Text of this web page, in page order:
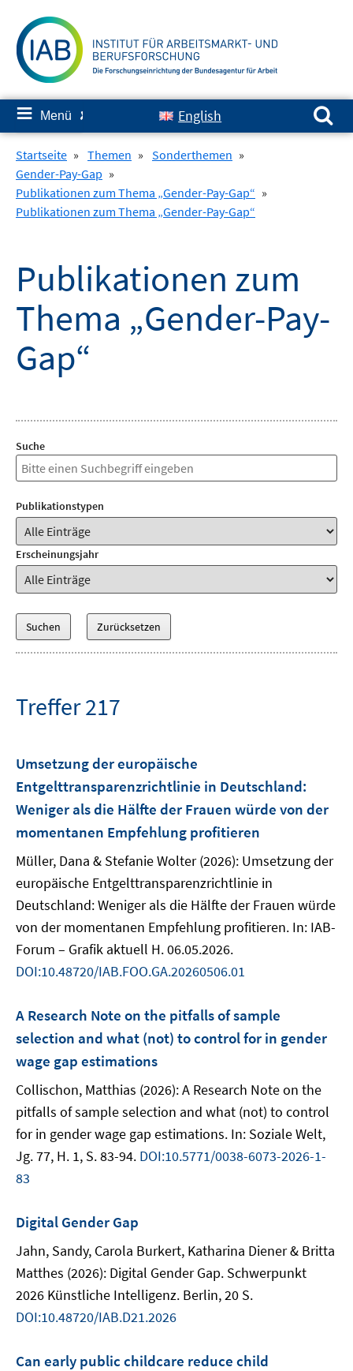
zum
Inhalt
≡ Menü ✘ English
Suchen nach:
Startseite » Themen » Sonderthemen »
Gender-Pay-Gap »
Publikationen zum Thema „Gender-Pay-Gap“ »
Publikationen zum Thema „Gender-Pay-Gap“
Publikationen zum
Thema „Gender-Pay-
Gap“
Suche
Publikationstypen
Erscheinungsjahr
Treffer 217
Umsetzung der europäische
Entgelttransparenzrichtlinie in Deutschland:
Weniger als die Hälfte der Frauen würde von der
momentanen Empfehlung profitieren
Müller, Dana & Stefanie Wolter (2026): Umsetzung der
europäische Entgelttransparenzrichtlinie in
Deutschland: Weniger als die Hälfte der Frauen würde
von der momentanen Empfehlung profitieren. In: IAB-
Forum – Grafik aktuell H. 06.05.2026.
DOI:10.48720/IAB.FOO.GA.20260506.01
A Research Note on the pitfalls of sample
selection and what (not) to control for in gender
wage gap estimations
Collischon, Matthias (2026): A Research Note on the
pitfalls of sample selection and what (not) to control
for in gender wage gap estimations. In: Soziale Welt,
Jg. 77, H. 1, S. 83-94. DOI:10.5771/0038-6073-2026-1-
83
Digital Gender Gap
Jahn, Sandy, Carola Burkert, Katharina Diener & Britta
Matthes (2026): Digital Gender Gap. Schwerpunkt
2026 Künstliche Intelligenz. Berlin, 20 S.
DOI:10.48720/IAB.D21.2026
Can early public childcare reduce child